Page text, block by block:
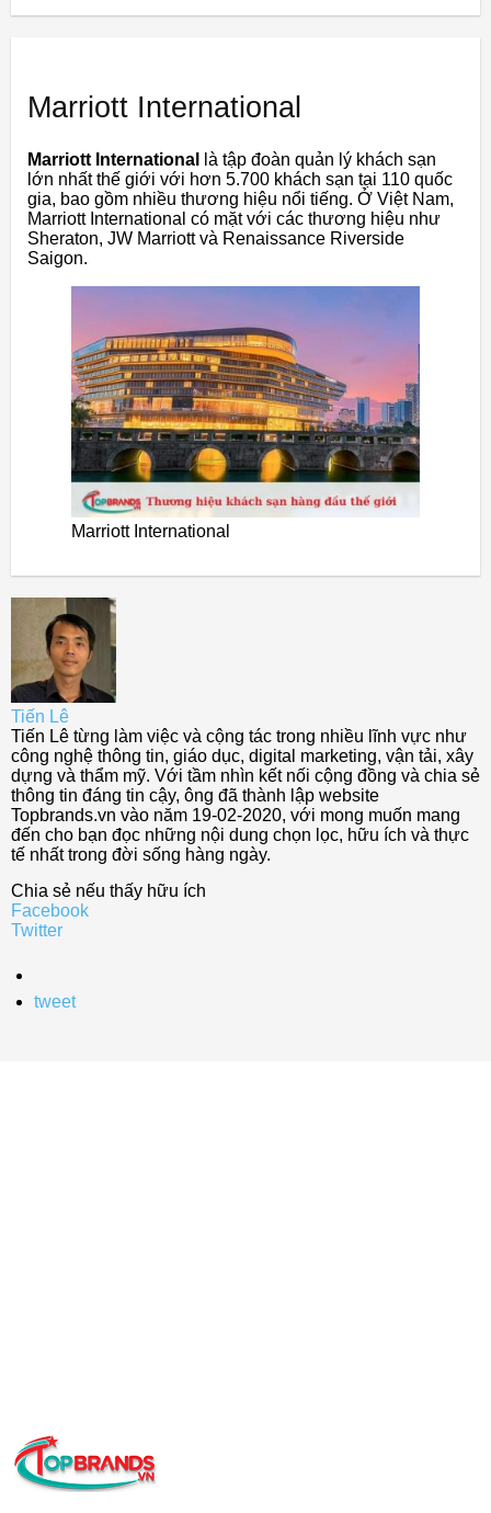
Marriott International
Marriott International
là tập đoàn quản lý khách sạn
lớn nhất thế giới với hơn 5.700 khách sạn tại 110 quốc
gia, bao gồm nhiều thương hiệu nổi tiếng. Ở Việt Nam,
Marriott International có mặt với các thương hiệu như
Sheraton, JW Marriott và Renaissance Riverside
Saigon.
Marriott International
Tiến Lê
Tiến Lê từng làm việc và cộng tác trong nhiều lĩnh vực như
công nghệ thông tin, giáo dục, digital marketing, vận tải, xây
dựng và thẩm mỹ. Với tầm nhìn kết nối cộng đồng và chia sẻ
thông tin đáng tin cậy, ông đã thành lập website
Topbrands.vn vào năm 19-02-2020, với mong muốn mang
đến cho bạn đọc những nội dung chọn lọc, hữu ích và thực
tế nhất trong đời sống hàng ngày.
Chia sẻ nếu thấy hữu ích
Facebook
Twitter
tweet